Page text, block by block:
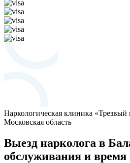
Наркологическая клиника
Московская область
Выезд нарколога в
обслуживания и